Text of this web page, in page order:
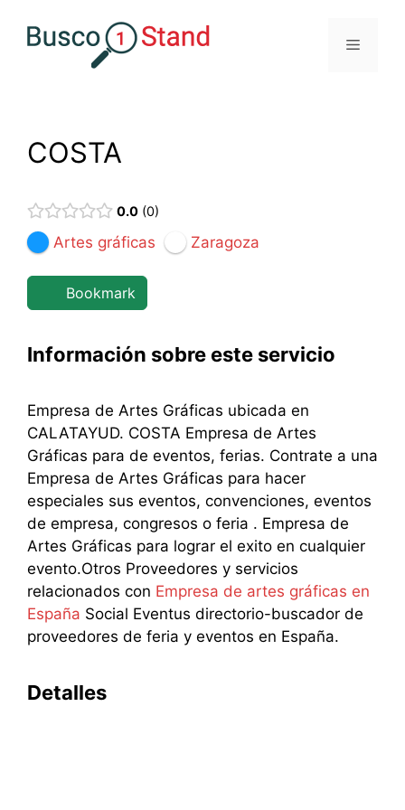
Menú
COSTA
0.0 0
Artes gráficas Zaragoza
Bookmark
Información sobre este servicio
Empresa de Artes Gráficas ubicada en
CALATAYUD. COSTA Empresa de Artes
Gráficas para de eventos, ferias. Contrate a una
Empresa de Artes Gráficas para hacer
especiales sus eventos, convenciones, eventos
de empresa, congresos o feria . Empresa de
Artes Gráficas para lograr el exito en cualquier
evento.Otros Proveedores y servicios
relacionados con Empresa de artes gráficas en
España Social Eventus directorio-buscador de
proveedores de feria y eventos en España.
Detalles